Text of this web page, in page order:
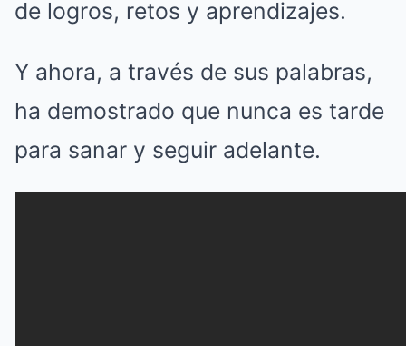
de logros, retos y aprendizajes.
Y ahora, a través de sus palabras,
ha demostrado que nunca es tarde
para sanar y seguir adelante.